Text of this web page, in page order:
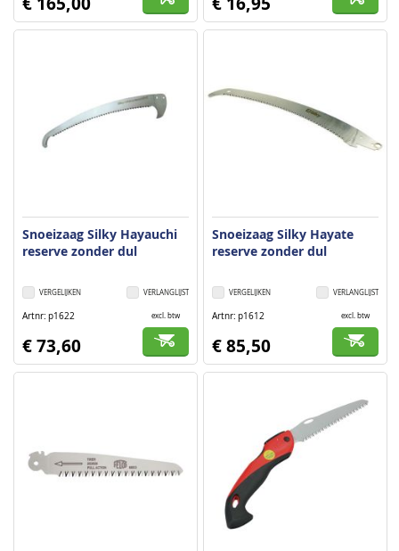
Snoeizaag Silky Hayauchi
reserve zonder dul
VERLANGLIJST
VERGELIJKEN
Artnr p1622 excl. btw
€ 73,60
Snoeizaag Silky Hayate
reserve zonder dul
VERLANGLIJST
VERGELIJKEN
Artnr p1612 excl. btw
€ 85,50